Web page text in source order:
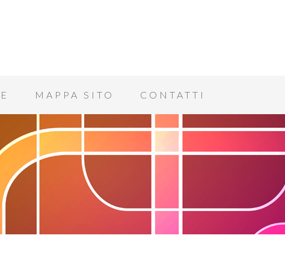
MAPPA SITO CONTATTI